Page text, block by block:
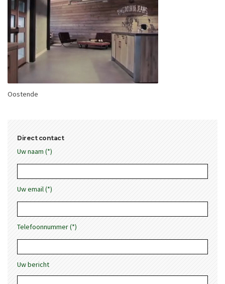
Oostende
Direct contact
Uw naam (*)
Uw email (*)
Telefoonnummer (*)
Uw bericht